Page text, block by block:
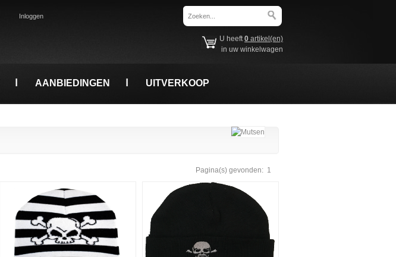
Inloggen
U heeft0 artikel(en)
in uw winkelwagen
AANBIEDINGEN UITVERKOOP
Pagina(s) gevonden: 1